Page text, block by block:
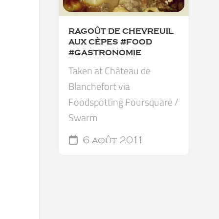
RAGOÛT DE CHEVREUIL
AUX CÈPES #FOOD
#GASTRONOMIE
Taken at Château de
Blanchefort via
Foodspotting Foursquare /
Swarm
6 août 2011